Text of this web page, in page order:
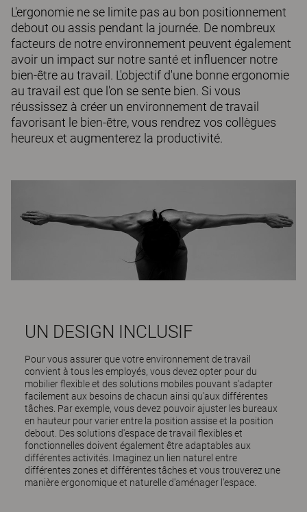
L'ergonomie ne se limite pas au bon positionnement
debout ou assis pendant la journée. De nombreux
facteurs de notre environnement peuvent également
avoir un impact sur notre santé et influencer notre
bien-être au travail. L'objectif d'une bonne ergonomie
au travail est que l'on se sente bien. Si vous
réussissez à créer un environnement de travail
favorisant le bien-être, vous rendrez vos collègues
heureux et augmenterez la productivité.
UN DESIGN INCLUSIF
Pour vous assurer que votre environnement de travail
convient à tous les employés, vous devez opter pour du
mobilier flexible et des solutions mobiles pouvant s'adapter
facilement aux besoins de chacun ainsi qu'aux différentes
tâches. Par exemple, vous devez pouvoir ajuster les bureaux
en hauteur pour varier entre la position assise et la position
debout. Des solutions d'espace de travail flexibles et
fonctionnelles doivent également être adaptables aux
différentes activités. Imaginez un lien naturel entre
différentes zones et différentes tâches et vous trouverez une
manière ergonomique et naturelle d'aménager l'espace.